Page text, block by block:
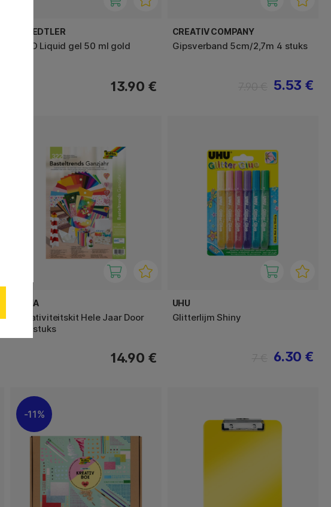
STAEDTLER
FIMO Liquid gel 50 ml gold
13.90 €
CREATIV COMPANY
Gipsverband 5cm/2,7m 4 stuks
5.53 €
FOLIA
Creativiteitskit Hele Jaar Door
322 stuks
14.90 €
UHU
Glitterlijm Shiny
6.30 €
11%